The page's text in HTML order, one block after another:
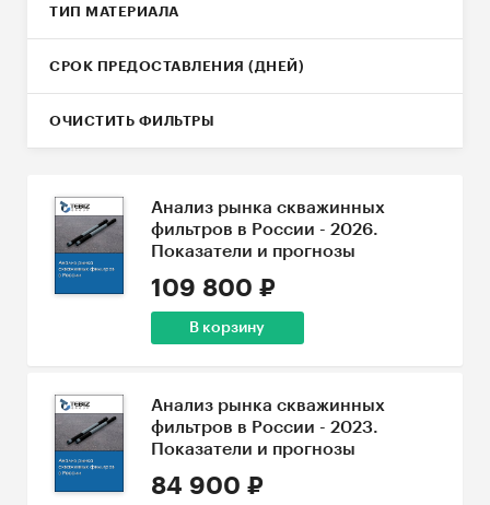
ТИП МАТЕРИАЛА
СРОК ПРЕДОСТАВЛЕНИЯ (ДНЕЙ)
ОЧИСТИТЬ ФИЛЬТРЫ
Анализ рынка скважинных
фильтров в России - 2026.
Показатели и прогнозы
109 800 ₽
В корзину
Анализ рынка скважинных
фильтров в России - 2023.
Показатели и прогнозы
84 900 ₽